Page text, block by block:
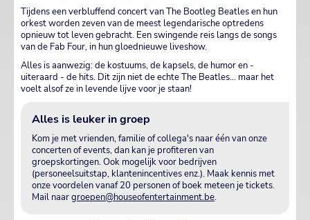
Tijdens een verbluffend concert van The Bootleg Beatles en hun
orkest worden zeven van de meest legendarische optredens
opnieuw tot leven gebracht. Een swingende reis langs de songs
van de Fab Four, in hun gloednieuwe liveshow.
Alles is aanwezig: de kostuums, de kapsels, de humor en -
uiteraard - de hits. Dit zijn niet de echte The Beatles… maar het
voelt alsof ze in levende lijve voor je staan!
Alles is leuker in groep
Kom je met vrienden, familie of collega's naar één van onze
concerten of events, dan kan je profiteren van
groepskortingen. Ook mogelijk voor bedrijven
(personeelsuitstap, klantenincentives enz.). Maak kennis met
onze voordelen vanaf 20 personen of boek meteen je tickets.
Mail naargroepen@houseofentertainment.be.